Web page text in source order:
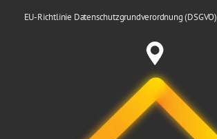
EU-Richtlinie Datenschutzgrundverordnung (DSGVO)